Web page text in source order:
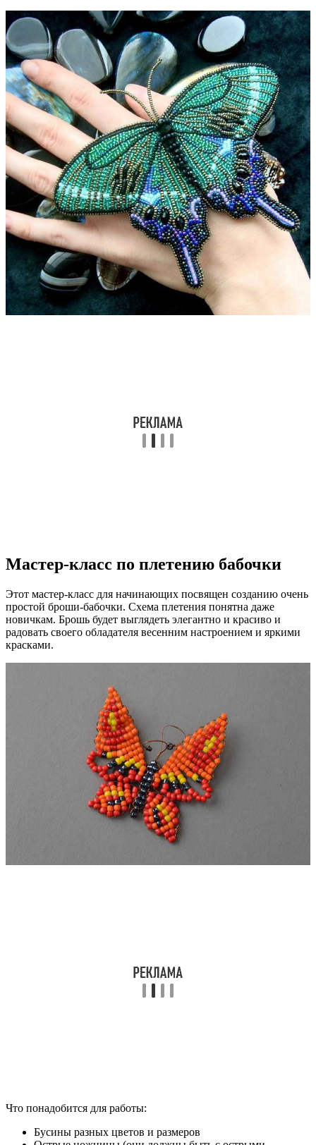
Мастер-класс по плетению бабочки
Этот мастер-класс для начинающих посвящен созданию очень
простой броши-бабочки. Схема плетения понятна даже
новичкам. Брошь будет выглядеть элегантно и красиво и
радовать своего обладателя весенним настроением и яркими
красками.
Что понадобится для работы:
Бусины разных цветов и размеров